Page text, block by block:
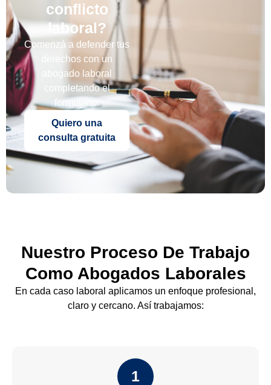
conflicto
laboral?
Comenzá a defender tus
derechos con un
abogado laboral
completando el
formulario.
Quiero una
consulta gratuita
Nuestro Proceso De Trabajo
Como Abogados Laborales
En cada caso laboral aplicamos un enfoque profesional,
claro y cercano. Así trabajamos:
1